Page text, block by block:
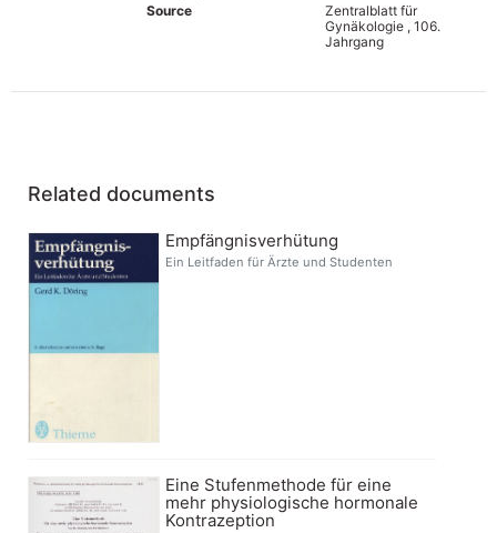
Source
Zentralblatt für
Gynäkologie , 106.
Jahrgang
Related documents
Empfängnisverhütung
Ein Leitfaden für Ärzte und Studenten
Eine Stufenmethode für eine
mehr physiologische hormonale
Kontrazeption